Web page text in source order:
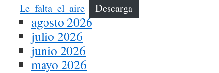
Le_falta_el_aire Descarga
agosto 2026
julio 2026
junio 2026
mayo 2026